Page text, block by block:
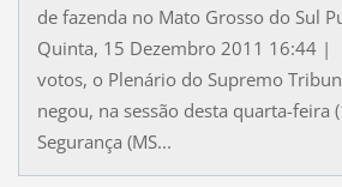
de fazenda no Mato Grosso do Sul
Quinta, 15 Dezembro 2011 16:44
votos, o Plenário do Supremo
negou, na sessão desta quarta-feira
Segurança (MS...